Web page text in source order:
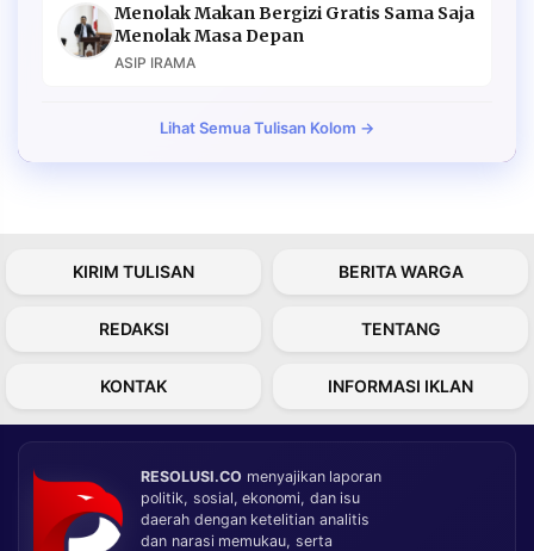
Menolak Makan Bergizi Gratis Sama Saja
Menolak Masa Depan
ASIP IRAMA
Lihat Semua Tulisan Kolom →
KIRIM TULISAN BERITA WARGA
REDAKSI TENTANG
KONTAK INFORMASI IKLAN
RESOLUSI.CO menyajikan laporan
politik, sosial, ekonomi, dan isu
daerah dengan ketelitian analitis
dan narasi memukau, serta